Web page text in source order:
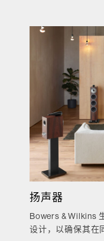
扬声器
Bowers & Wilkins
设计，以确保其在